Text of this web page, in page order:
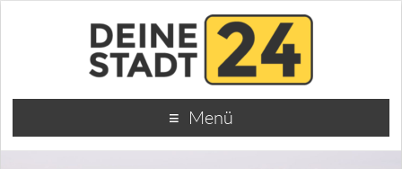
Menü